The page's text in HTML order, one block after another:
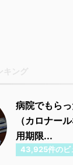
病院でもら
（カロナー
用期限...
43,925件のビ